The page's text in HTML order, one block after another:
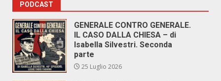
PODCAST
GENERALE CONTRO GENERALE.
IL CASO DALLA CHIESA – di
Isabella Silvestri. Seconda
parte
25 Luglio 2026